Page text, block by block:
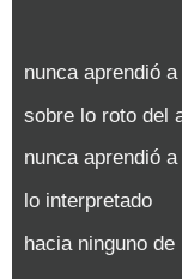
nunca aprendió
sobre lo roto del
nunca aprendió
lo interpretado
hacia ninguno